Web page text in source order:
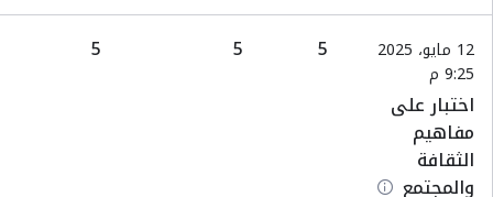
12 مايو، 2025
9:25 م
اختبار على
مفاهيم
الثقافة
والمجتمع
5
5
5